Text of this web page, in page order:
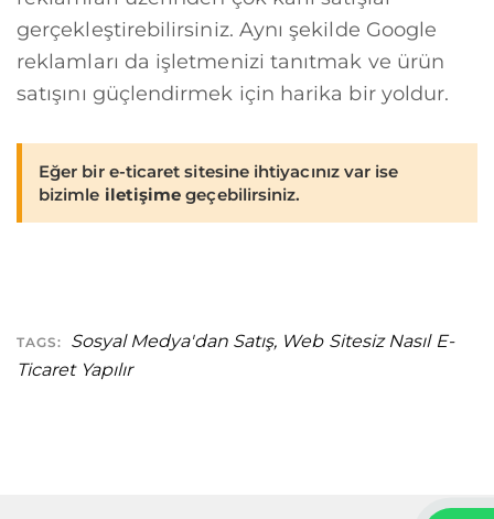
gerçekleştirebilirsiniz. Aynı şekilde Google
reklamları da işletmenizi tanıtmak ve ürün
satışını güçlendirmek için harika bir yoldur.
Eğer bir e-ticaret sitesine ihtiyacınız var ise
bizimle iletişime geçebilirsiniz.
TAGS: Sosyal Medya'dan Satış, Web Sitesiz Nasıl E-
Ticaret Yapılır